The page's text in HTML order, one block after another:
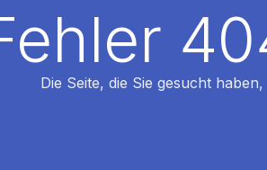
Die Seite, die Sie gesucht